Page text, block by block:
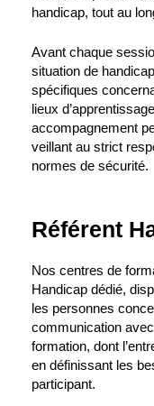
handicap, tout au
Avant chaque
situation de
spécifiques
lieux
accompagnement
veillant au strict
normes de sécurité.
Référent
Nos centres de
Handicap dédié,
les personnes
communication
formation, dont
en définissant les
participant.